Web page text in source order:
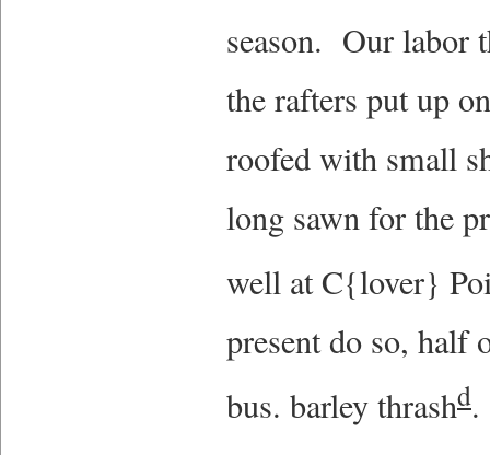
season. Our labor
the rafters put up
roofed with small
long sawn for the
well at C{lover}
present do so, half
bus. barley thrashd.